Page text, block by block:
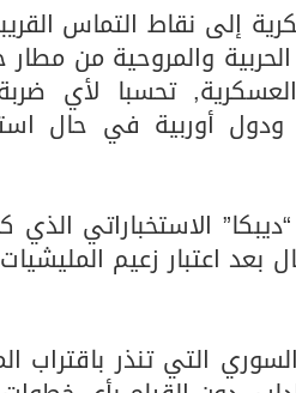
إلى نقاط التماس
والمروحية من
تحسبا لأي
أوربية في حال
الاستخباراتي
اعتبار زعيم
التي تنذر باقتراب